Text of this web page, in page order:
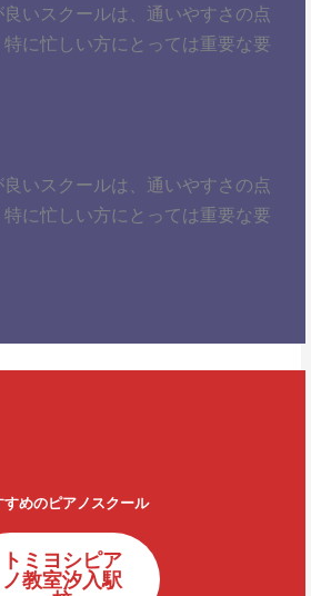
いスクールは、通いやすさの点
に忙しい方にとっては重要な要
いスクールは、通いやすさの点
に忙しい方にとっては重要な要
すめのピアノスクール
トミヨシピア
ノ教室汐入駅